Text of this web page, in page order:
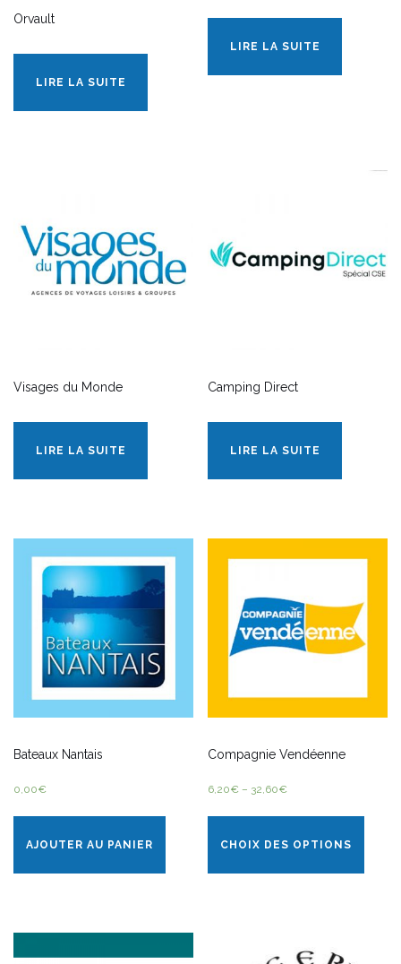
Orvault
LIRE LA SUITE
LIRE LA SUITE
Visages du Monde
LIRE LA SUITE
Camping Direct
LIRE LA SUITE
Bateaux Nantais
0,00€
AJOUTER AU PANIER
Compagnie Vendéenne
6,20€ – 32,60€
CHOIX DES OPTIONS